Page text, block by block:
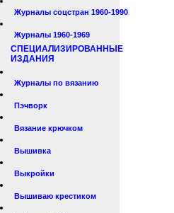
Журналы соцстран 1960-1990
Журналы 1960-1969
СПЕЦИАЛИЗИРОВАННЫЕ
ИЗДАНИЯ
Журналы по вязанию
Пэчворк
Вязание крючком
Вышивка
Выкройки
Вышиваю крестиком